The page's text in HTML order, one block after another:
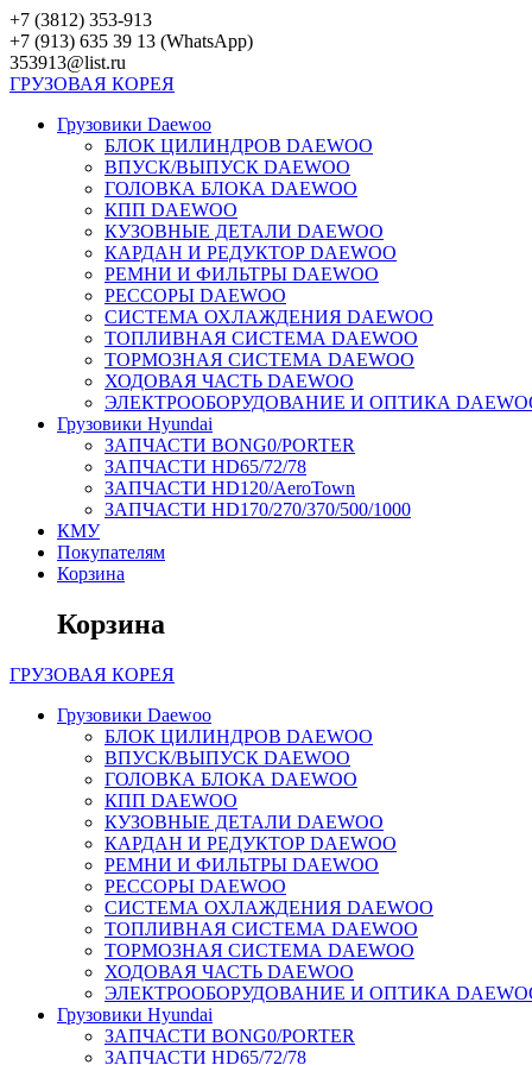
Перейти
к
контенту
+7 (3812) 353-913
+7 (913) 635 39 13 (WhatsApp)
353913@list.ru
ГРУЗОВАЯ КОРЕЯ
Грузовики Daewoo
БЛОК ЦИЛИНДРОВ DAEWOO
ВПУСК/ВЫПУСК DAEWOO
ГОЛОВКА БЛОКА DAEWOO
КПП DAEWOO
КУЗОВНЫЕ ДЕТАЛИ DAEWOO
КАРДАН И РЕДУКТОР DAEWOO
РЕМНИ И ФИЛЬТРЫ DAEWOO
РЕССОРЫ DAEWOO
СИСТЕМА ОХЛАЖДЕНИЯ DAEWOO
ТОПЛИВНАЯ СИСТЕМА DAEWOO
ТОРМОЗНАЯ СИСТЕМА DAEWOO
ХОДОВАЯ ЧАСТЬ DAEWOO
ЭЛЕКТРООБОРУДОВАНИЕ И ОПТИКА
Грузовики Hyundai
ЗАПЧАСТИ BONG0/PORTER
ЗАПЧАСТИ HD65/72/78
ЗАПЧАСТИ HD120/AeroTown
ЗАПЧАСТИ HD170/270/370/500/1000
КМУ
Покупателям
Корзина
Корзина
ГРУЗОВАЯ КОРЕЯ
Грузовики Daewoo
БЛОК ЦИЛИНДРОВ DAEWOO
ВПУСК/ВЫПУСК DAEWOO
ГОЛОВКА БЛОКА DAEWOO
КПП DAEWOO
КУЗОВНЫЕ ДЕТАЛИ DAEWOO
КАРДАН И РЕДУКТОР DAEWOO
РЕМНИ И ФИЛЬТРЫ DAEWOO
РЕССОРЫ DAEWOO
СИСТЕМА ОХЛАЖДЕНИЯ DAEWOO
ТОПЛИВНАЯ СИСТЕМА DAEWOO
ТОРМОЗНАЯ СИСТЕМА DAEWOO
ХОДОВАЯ ЧАСТЬ DAEWOO
ЭЛЕКТРООБОРУДОВАНИЕ И ОПТИКА
Грузовики Hyundai
ЗАПЧАСТИ BONG0/PORTER
ЗАПЧАСТИ HD65/72/78